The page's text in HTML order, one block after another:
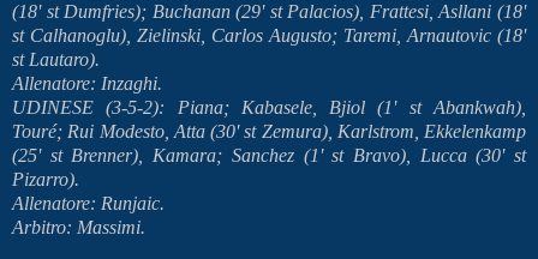
(18' st Dumfries); Buchanan (29' st Palacios), Frattesi, Asllani (18'
st Calhanoglu), Zielinski, Carlos Augusto; Taremi, Arnautovic (18'
st Lautaro).
Allenatore: Inzaghi.
UDINESE (3-5-2): Piana; Kabasele, Bjiol (1' st Abankwah),
Touré; Rui Modesto, Atta (30' st Zemura), Karlstrom, Ekkelenkamp
(25' st Brenner), Kamara; Sanchez (1' st Bravo), Lucca (30' st
Pizarro).
Allenatore: Runjaic.
Arbitro: Massimi.